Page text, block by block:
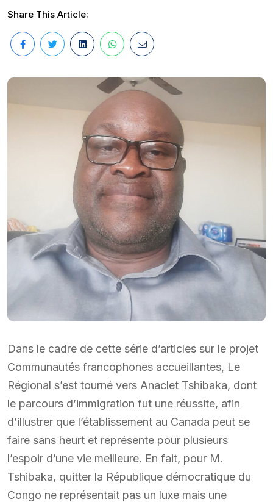
Share This Article:
Dans le cadre de cette série d’articles sur le projet
Communautés francophones accueillantes, Le
Régional s’est tourné vers Anaclet Tshibaka, dont
le parcours d’immigration fut une réussite, afin
d’illustrer que l’établissement au Canada peut se
faire sans heurt et représente pour plusieurs
l’espoir d’une vie meilleure. En fait, pour M.
Tshibaka, quitter la République démocratique du
Congo ne représentait pas un luxe mais une